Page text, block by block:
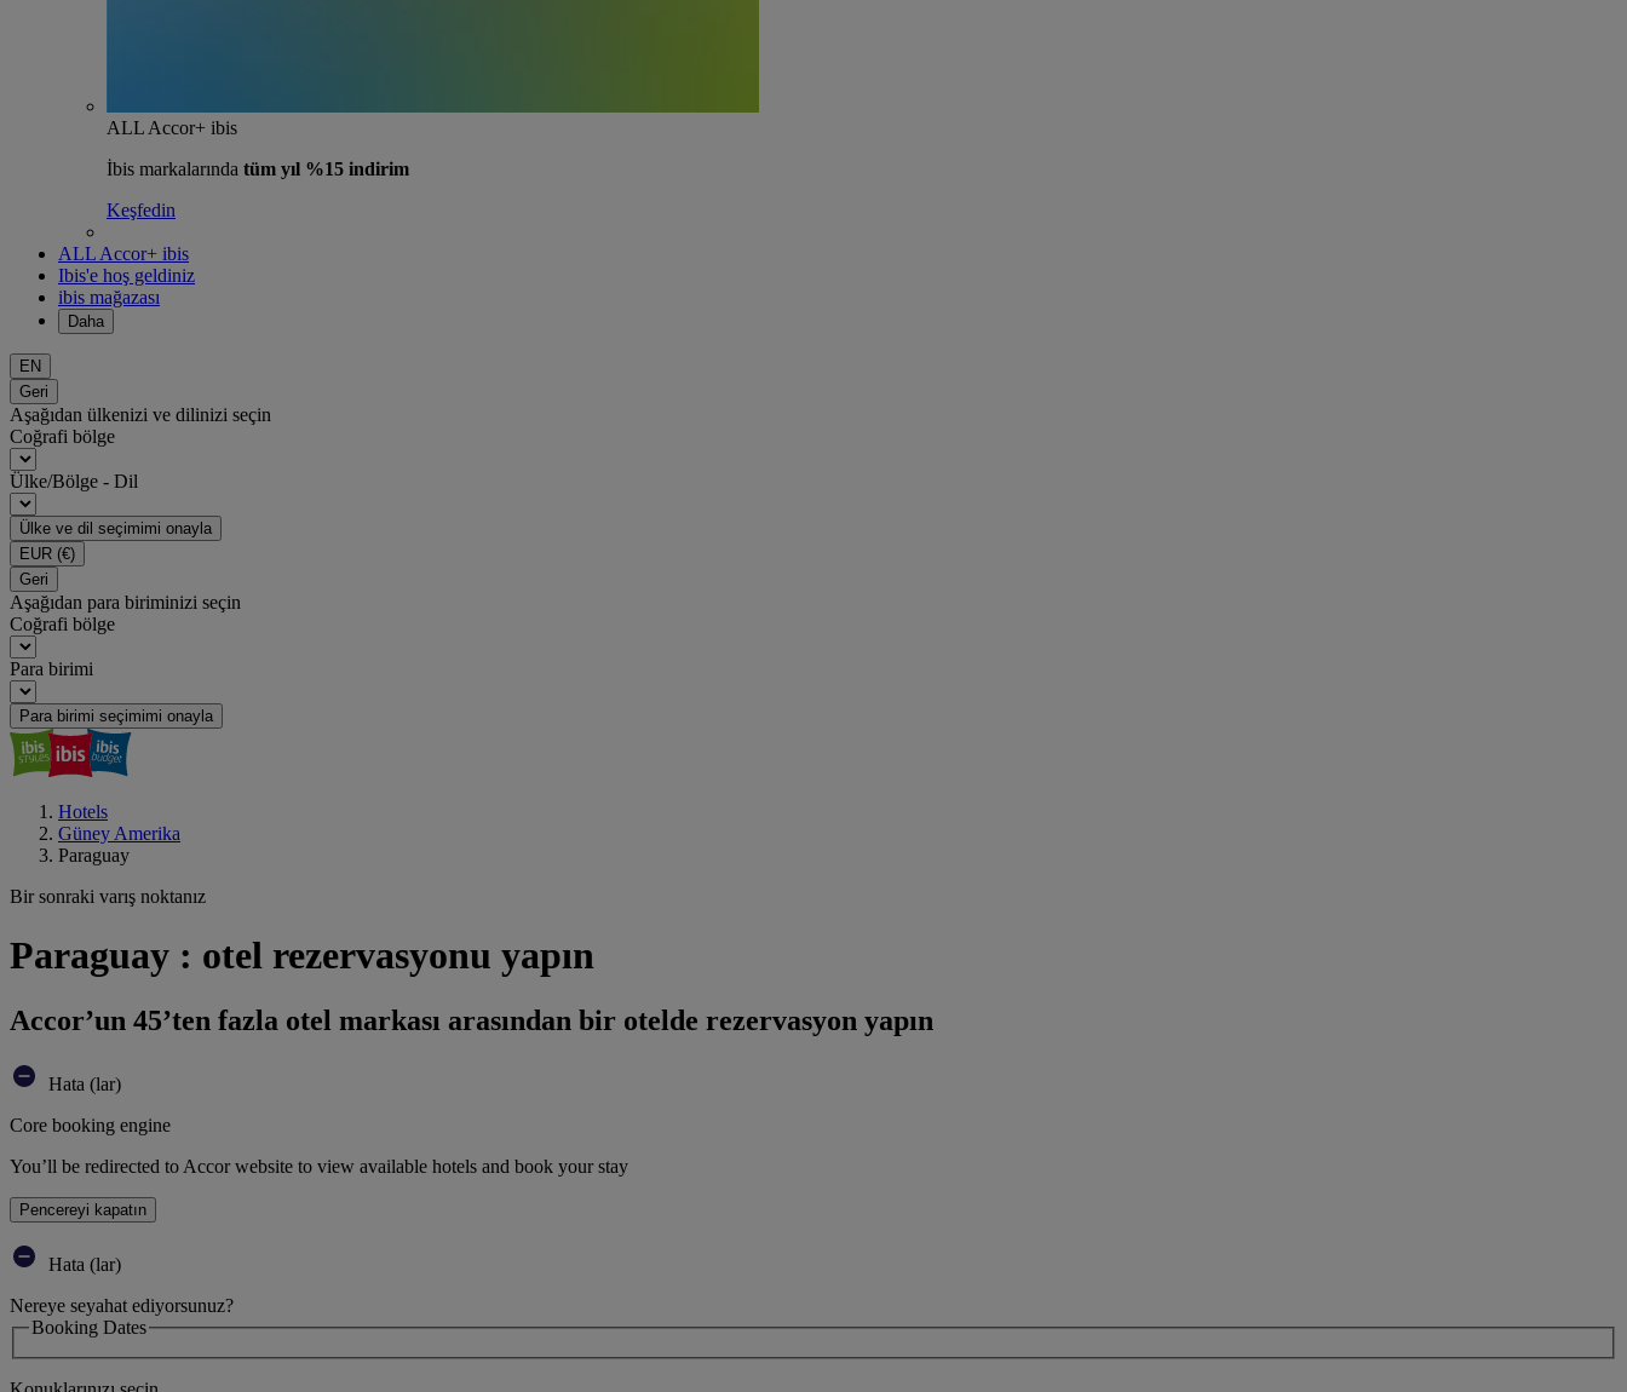
ALL Accor+ ibis
İbis markalarında tüm yıl %15 indirim
Keşfedin
ALL Accor+ ibis
Ibis'e hoş geldiniz
ibis mağazası
Daha
EN
Geri
Aşağıdan ülkenizi ve dilinizi seçin
Coğrafi bölge
Ülke/Bölge - Dil
Ülke ve dil seçimimi onayla
EUR (€)
Geri
Aşağıdan para biriminizi seçin
Coğrafi bölge
Para birimi
Para birimi seçimimi onayla
Hotels
Güney Amerika
Paraguay
Bir sonraki varış noktanız
Paraguay : otel rezervasyonu yapın
Accor’un 45’ten fazla otel markası arasından bir otelde rezervasyon yapın
Hata (lar)
Core booking engine
You’ll be redirected to Accor website to view available hotels and book your stay
Pencereyi kapatın
Hata (lar)
Nereye seyahat ediyorsunuz?
Booking Dates